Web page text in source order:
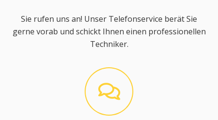
Sie rufen uns an! Unser Telefonservice berät Sie
gerne vorab und schickt Ihnen einen professionellen
Techniker.